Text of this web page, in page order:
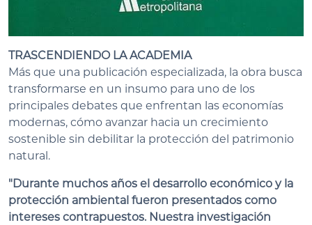
TRASCENDIENDO LA ACADEMIA
Más que una publicación especializada, la obra busca
transformarse en un insumo para uno de los
principales debates que enfrentan las economías
modernas, cómo avanzar hacia un crecimiento
sostenible sin debilitar la protección del patrimonio
natural.
"Durante muchos años el desarrollo económico y la
protección ambiental fueron presentados como
intereses contrapuestos. Nuestra investigación